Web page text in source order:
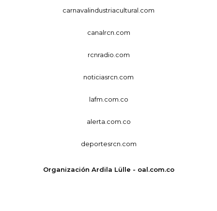
carnavalindustriacultural.com
canalrcn.com
rcnradio.com
noticiasrcn.com
lafm.com.co
alerta.com.co
deportesrcn.com
Organización Ardila Lülle - oal.com.co